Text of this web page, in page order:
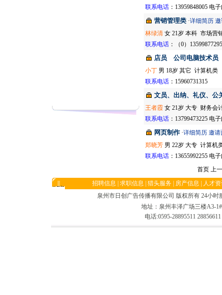
联系电话 ：13959848005 电
营销管理类 ·详细简历
林绿清 女 21岁 本科 市场营
联系电话 ：（0）
店员 公司电脑技术
小丁 男 18岁 其它 计算机类
联系电话 ：15960731315
文员、出纳、礼仪、公
王者霞 女 21岁 大专 财务会
联系电话 ：13799473225 电
网页制作 ·详细简历 邀请
郑晓芳 男 22岁 大专 计算机
联系电话 ：13655992255 电
首页 上
招聘信息
求职信息 猎头服务 房产信息
人才
泉州市日创广告传播有限公司 版权所有 24小时
地址：泉州丰泽广场三楼A3-
电话:0595-28895511